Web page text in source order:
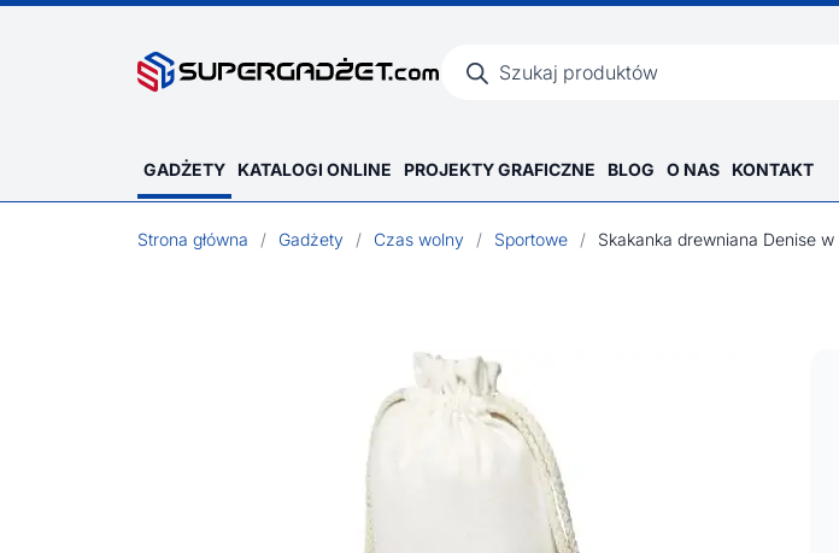
produktów
GADŻETY KATALOGI ONLINE PROJEKTY GRAFICZNE BLOG O NAS KONTAKT
Strona główna / Gadżety / Czas wolny / Sportowe /